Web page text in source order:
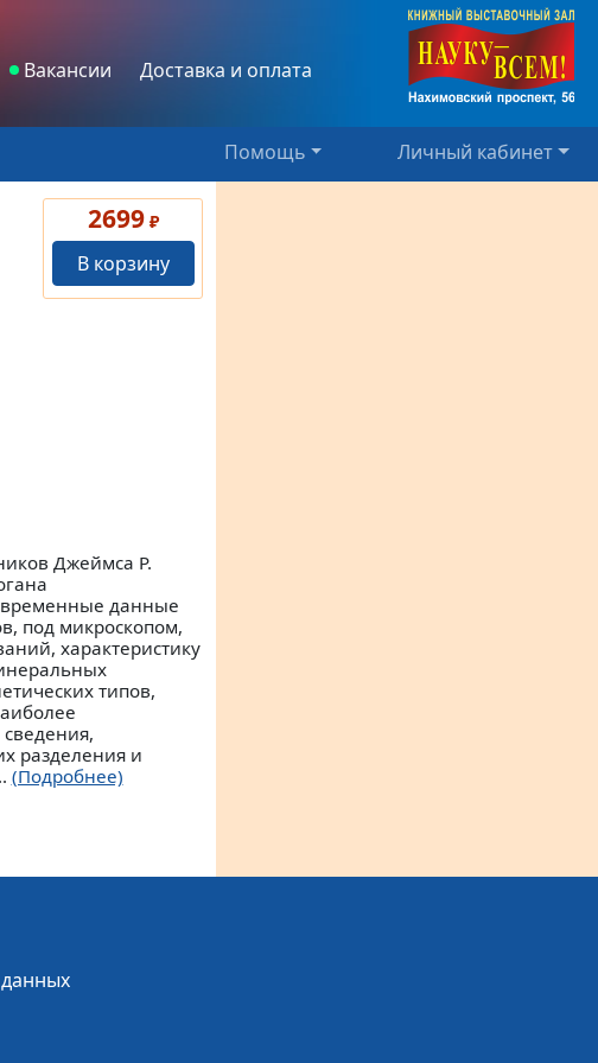
Вакансии
Доставка и оплата
Помощь Личный кабинет
2699₽
В корзину
Джеймса Р.
данные
под микроскопом,
характеристику
типов,
разделения и
(Подробнее)